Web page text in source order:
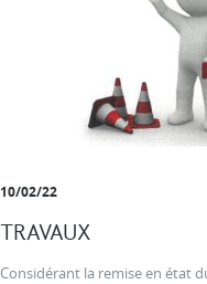
10/02/22
TRAVAUX
Considérant la remise en état